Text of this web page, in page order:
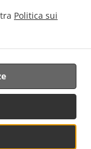
Politica sui